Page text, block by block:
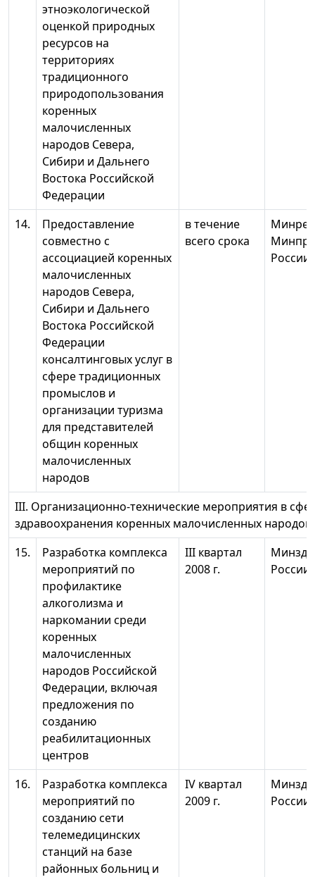
этноэкологической
оценкой природных
ресурсов на
территориях
традиционного
природопользования
коренных
малочисленных
народов Севера,
Сибири и Дальнего
Востока Российской
Федерации
14.
Предоставление
совместно с
ассоциацией коренных
малочисленных
народов Севера,
Сибири и Дальнего
Востока Российской
Федерации
консалтинговых услуг в
сфере традиционных
промыслов и
организации туризма
для представителей
общин коренных
малочисленных
народов
в течение
всего срока
III. Организационно-технические мероприятия в
здравоохранения коренных малочисленных народов
15.
Разработка комплекса
мероприятий по
профилактике
алкоголизма и
наркомании среди
коренных
малочисленных
народов Российской
Федерации, включая
предложения по
созданию
реабилитационных
центров
III квартал
2008 г.
России
16.
Разработка комплекса
мероприятий по
созданию сети
телемедицинских
станций на базе
районных больниц и
IV квартал
2009 г.
России